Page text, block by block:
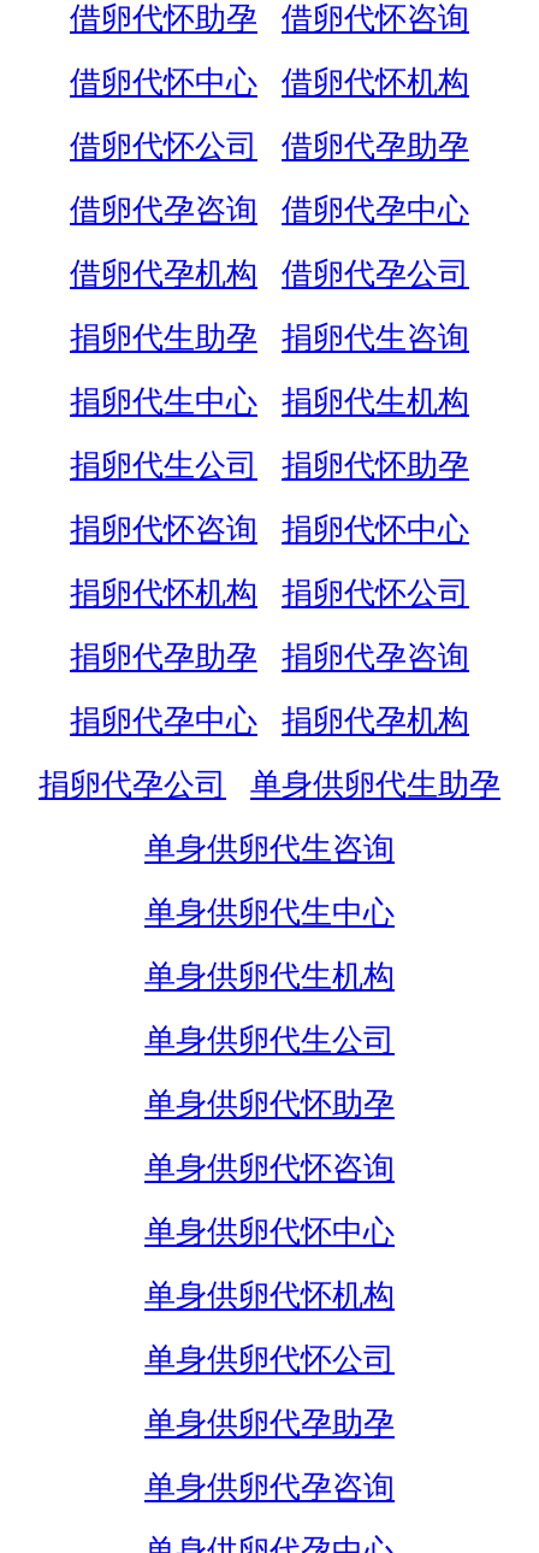
借卵代怀助孕
借卵代怀咨询
借卵代怀中心
借卵代怀机构
借卵代怀公司
借卵代孕助孕
借卵代孕咨询
借卵代孕中心
借卵代孕机构
借卵代孕公司
捐卵代生助孕
捐卵代生咨询
捐卵代生中心
捐卵代生机构
捐卵代生公司
捐卵代怀助孕
捐卵代怀咨询
捐卵代怀中心
捐卵代怀机构
捐卵代怀公司
捐卵代孕助孕
捐卵代孕咨询
捐卵代孕中心
捐卵代孕机构
捐卵代孕公司
单身供卵代生助孕
单身供卵代生咨询
单身供卵代生中心
单身供卵代生机构
单身供卵代生公司
单身供卵代怀助孕
单身供卵代怀咨询
单身供卵代怀中心
单身供卵代怀机构
单身供卵代怀公司
单身供卵代孕助孕
单身供卵代孕咨询